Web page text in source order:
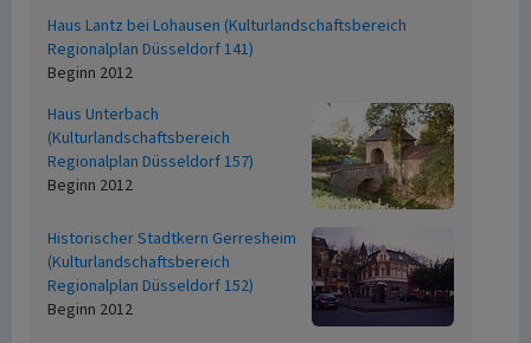
Haus Lantz bei Lohausen (Kulturlandschaftsbereich
Regionalplan Düsseldorf 141)
Beginn 2012
Haus Unterbach
(Kulturlandschaftsbereich
Regionalplan Düsseldorf 157)
Beginn 2012
Historischer Stadtkern Gerresheim
(Kulturlandschaftsbereich
Regionalplan Düsseldorf 152)
Beginn 2012